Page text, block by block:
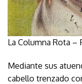
La Columna Rota –
Mediante sus
cabello trenzado